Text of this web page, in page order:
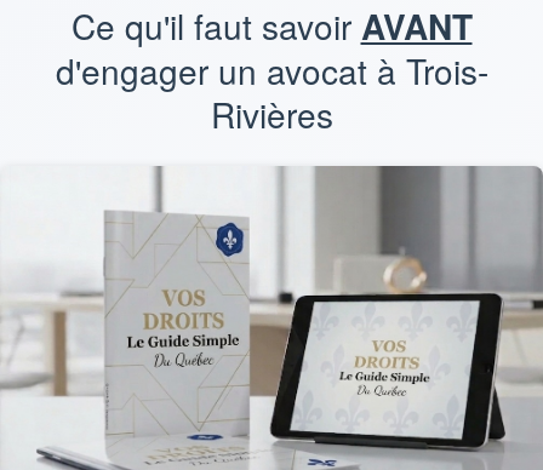
Ce qu'il faut savoir AVANT
d'engager un avocat à Trois-
Rivières